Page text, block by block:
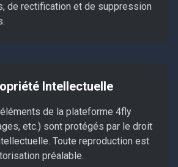
de rectification et de suppression
Intellectuelle
de la plateforme 4fly
etc.) sont protégés par le droit
Toute reproduction est
préalable.